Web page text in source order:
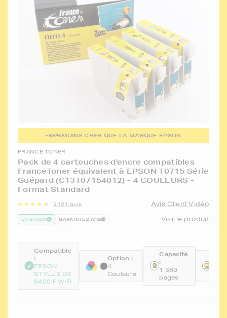
-68%MOINS CHER QUE LA MARQUE EPSON
FRANCE TONER
Pack de 4 cartouches d'encre compatibles
FranceToner équivalent à EPSON T0715 Série
Guépard (C13T07154012) - 4 COULEURS -
Format Standard
3121 avis Avis Client Vidéo
EN STOCK GARANTIE 2 ANS Voir le produit
Compatible
:
EPSON
STYLUS DX
9400 F WIFI
Option :
4
Couleurs
Capacité
:
1 380
pages